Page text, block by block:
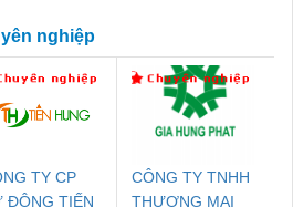
nghiệp
TY CP
ĐỘNG TIẾN
CÔNG TY TNHH
THƯƠNG MẠI